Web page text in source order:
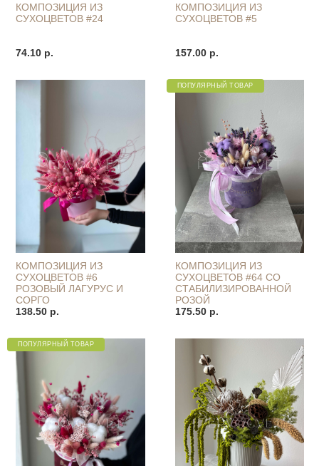
КОМПОЗИЦИЯ ИЗ
СУХОЦВЕТОВ #24
74.10 р.
КОМПОЗИЦИЯ ИЗ
СУХОЦВЕТОВ #5
157.00 р.
КОМПОЗИЦИЯ ИЗ
СУХОЦВЕТОВ #6
РОЗОВЫЙ ЛАГУРУС И
СОРГО
138.50 р.
ПОПУЛЯРНЫЙ ТОВАР
КОМПОЗИЦИЯ ИЗ
СУХОЦВЕТОВ #64 СО
СТАБИЛИЗИРОВАННОЙ
РОЗОЙ
175.50 р.
ПОПУЛЯРНЫЙ ТОВАР